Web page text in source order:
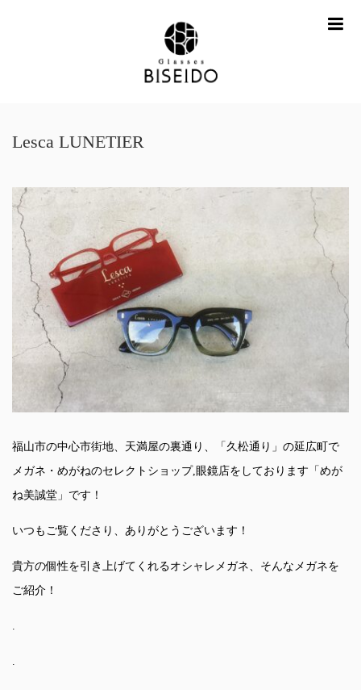
Lesca LUNETIER
福山市の中心市街地、天満屋の裏通り、「久松通り」の延広町で
メガネ・めがねのセレクトショップ,眼鏡店をしております「めが
ね美誠堂」です！
いつもご覧くださり、ありがとうございます！
貴方の個性を引き上げてくれるオシャレメガネ、そんなメガネを
ご紹介！
.
.